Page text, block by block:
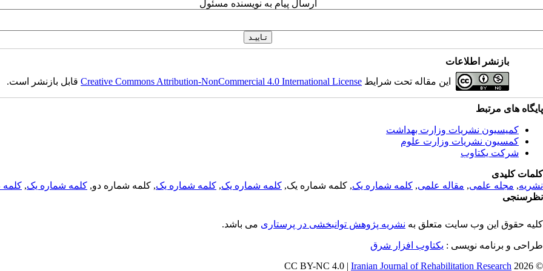
ارسال پیام به نویسنده مسئول
بازنشر اطلاعات
این مقاله تحت شرایط Creative Commons Attribution-NonCommercial 4.0 International Licenseقابل بازنشر است.
پایگاه های مرتبط
کمیسیون نشریات وزارت بهداشت
کمسیون نشریات وزارت علوم
شرکت یکتاوب
کلمات کلیدی
نشریه, مجله علمی, مقاله علمی, کلمه شماره یک, کلمه شماره یک, کلمه شماره یک, کلمه شماره یک, کلمه شماره دو, کلمه شماره یک, کلمه
نظرسنجی
کلیه حقوق این وب سایت متعلق به نشریه پژوهش توانبخشی در پرستاری می باشد.
طراحی و برنامه نویسی : یکتاوب افزار شرق
© 2026 CC BY-NC 4.0 |
Iranian Journal of Rehabilitation Research